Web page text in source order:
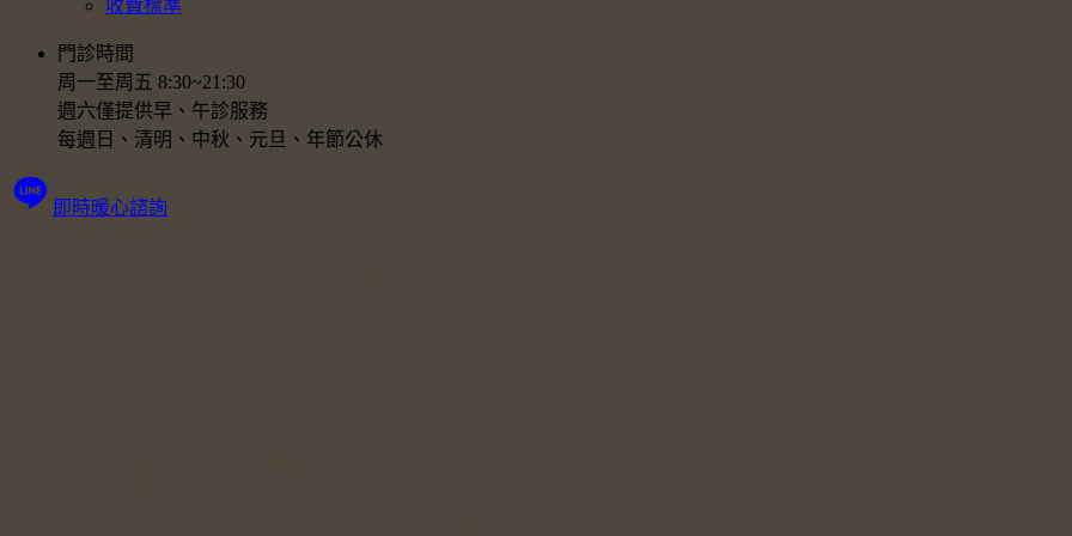
收費標準
門診時間
周一至周五 8:30~21:30
週六僅提供早、午診服務
每週日、清明、中秋、元旦、年節公休
即時暖心諮詢